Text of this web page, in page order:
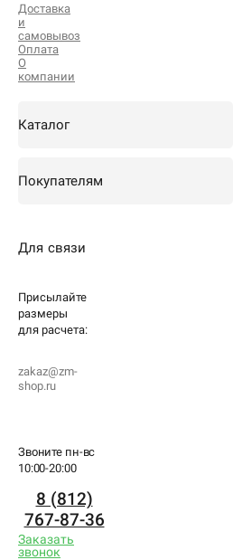
Доставка
и
самовывоз
Оплата
О
компании
Каталог
Покупателям
Для связи
Присылайте
размеры
для расчета:
zakaz@zm-
shop.ru
Звоните пн-вс
10:00-20:00
8 (812)
767-87-36
Заказать
звонок